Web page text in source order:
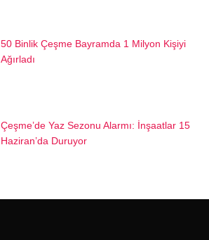
50 Binlik Çeşme Bayramda 1 Milyon Kişiyi
Ağırladı
Çeşme’de Yaz Sezonu Alarmı: İnşaatlar 15
Haziran’da Duruyor